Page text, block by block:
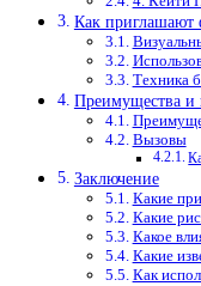
Как приглашают
Техника
Преимущества и
Вызовы
Заключение
Какие
Какие
Какое
Какие
Как